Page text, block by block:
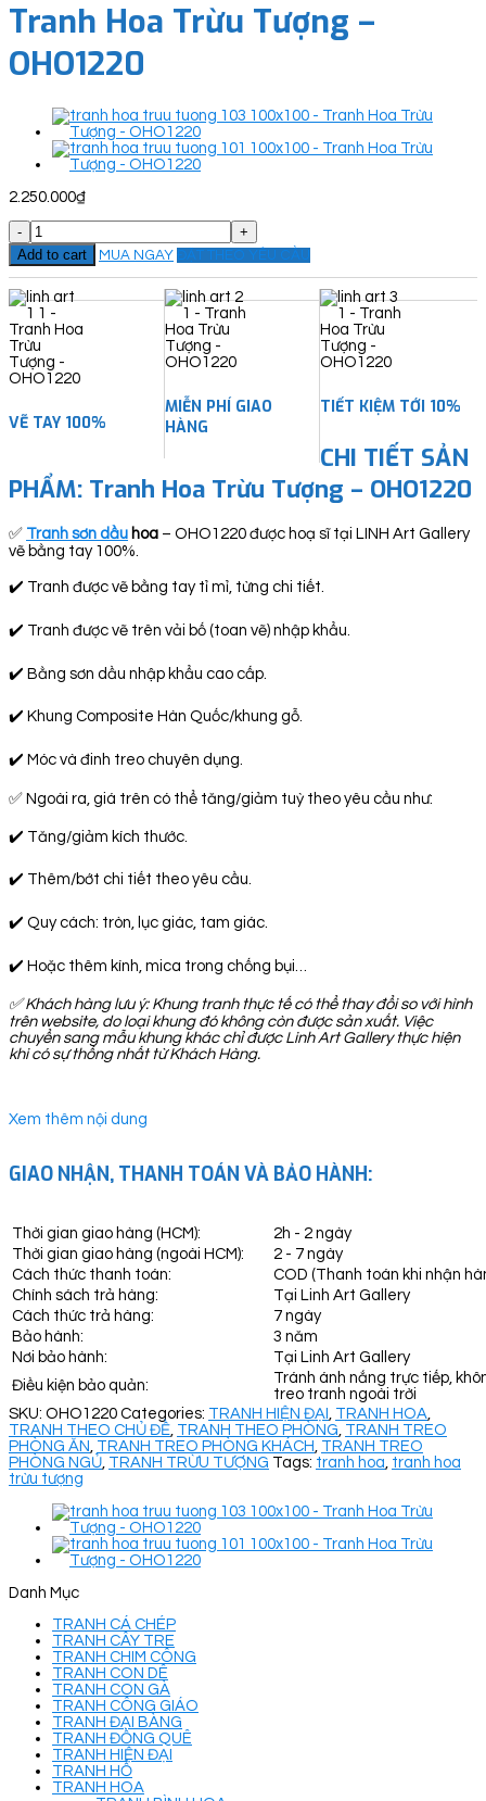
Tranh Hoa Trừu Tượng –
OHO1220
2.250.000₫
Tranh
Hoa
Trừu
Tượng
-
OHO1220
quantity
Add to cart MUA NGAY ĐẶT THEO YÊU CẦU
VẼ TAY 100%
MIỄN PHÍ GIAO
HÀNG
TIẾT KIỆM TỚI 10%
CHI TIẾT SẢN
PHẨM: Tranh Hoa Trừu Tượng – OHO1220
✅ Tranh sơn dầu hoa – OHO1220 được hoạ sĩ tại LINH Art Gallery
vẽ bằng tay 100%.
✔️ Tranh được vẽ bằng tay tỉ mỉ, từng chi tiết.
✔️ Tranh được vẽ trên vải bố (toan vẽ) nhập khẩu.
✔️ Bằng sơn dầu nhập khẩu cao cấp.
✔️ Khung Composite Hàn Quốc/khung gỗ.
✔️ Móc và đinh treo chuyên dụng.
✅ Ngoài ra, giá trên có thể tăng/giảm tuỳ theo yêu cầu như:
✔️ Tăng/giảm kích thước.
✔️ Thêm/bớt chi tiết theo yêu cầu.
✔️ Quy cách: tròn, lục giác, tam giác.
✔️ Hoặc thêm kính, mica trong chống bụi…
✅Khách hàng lưu ý: Khung tranh thực tế có thể thay đổi so với hình
trên website, do loại khung đó không còn được sản xuất. Việc
chuyển sang mẫu khung khác chỉ được Linh Art Gallery thực hiện
khi có sự thống nhất từ Khách Hàng.
Xem thêm nội dung
GIAO NHẬN, THANH TOÁN VÀ BẢO HÀNH:
Thời gian giao hàng (HCM):
2h - 2 ngày
Thời gian giao hàng (ngoài HCM):
2 - 7 ngày
Cách thức thanh toán:
COD (Thanh toán khi nhận
Chính sách trả hàng:
Tại Linh Art Gallery
Cách thức trả hàng:
7 ngày
Bảo hành:
3 năm
Nơi bảo hành:
Tại Linh Art Gallery
Điều kiện bảo quản:
Tránh ánh nắng trực tiếp,
treo tranh ngoài trời
SKU: OHO1220 Categories: TRANH HIỆN ĐẠI , TRANH HOA,
TRANH THEO CHỦ ĐỀ, TRANH THEO PHÒNG, TRANH TREO
PHÒNG ĂN, TRANH TREO PHÒNG KHÁCH, TRANH TREO
PHÒNG NGỦ, TRANH TRỪU TƯỢNG Tags: tranh hoa, tranh hoa
trừu tượng
Danh Mục
TRANH CÁ CHÉP
TRANH CÂY TRE
TRANH CHIM CÔNG
TRANH CON DÊ
TRANH CON GÀ
TRANH CÔNG GIÁO
TRANH ĐẠI BÀNG
TRANH ĐỒNG QUÊ
TRANH HIỆN ĐẠI
TRANH HỔ
TRANH HOA